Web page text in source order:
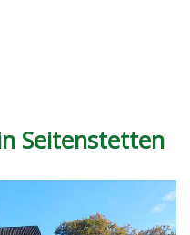
Seitenstetten